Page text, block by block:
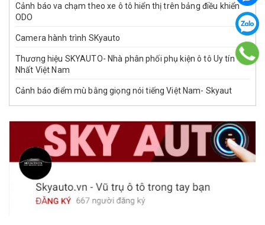
Cảnh báo va chạm theo xe ô tô hiển thị trên bảng điều khiển
ODO
Camera hành trình SKyauto
Thương hiệu SKYAUTO- Nhà phân phối phụ kiện ô tô Uy tín
Nhất Việt Nam
Cảnh báo điểm mù bằng giọng nói tiếng Việt Nam- Skyaut